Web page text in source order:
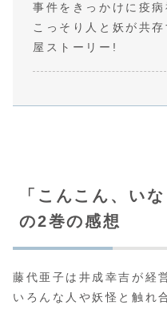
事件をきっかけに疫
こっそり人と妖が共
屋ストーリー!
「こんこん、い
の2巻の感想
藤代亜子は井成幸吉が経
いろんな人や妖怪と触れ